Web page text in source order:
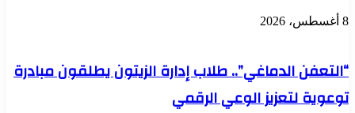
8 أغسطس، 2026
“التعفن الدماغي”.. طلاب إدارة الزيتون يطلقون مبادرة
توعوية لتعزيز الوعي الرقمي